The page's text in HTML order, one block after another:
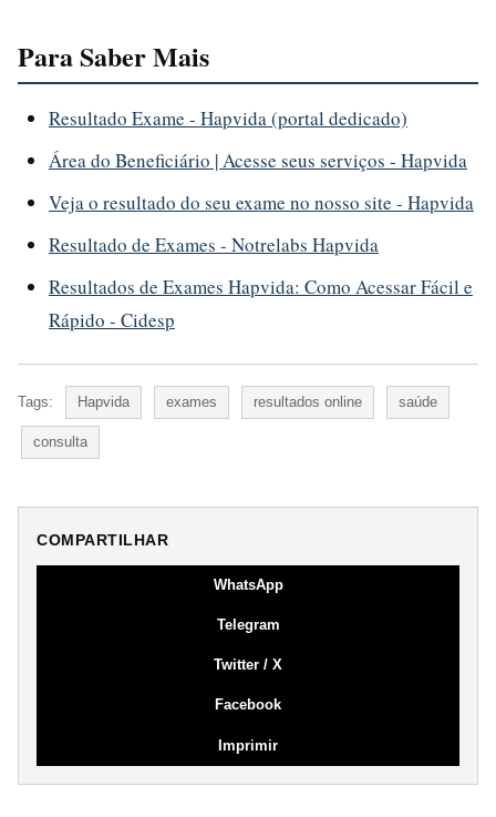
Para Saber Mais
Resultado Exame - Hapvida (portal dedicado)
Área do Beneficiário | Acesse seus serviços - Hapvida
Veja o resultado do seu exame no nosso site - Hapvida
Resultado de Exames - Notrelabs Hapvida
Resultados de Exames Hapvida: Como Acessar Fácil e
Rápido - Cidesp
Tags: Hapvida exames resultados online saúde
consulta
COMPARTILHAR
WhatsApp
Telegram
Twitter / X
Facebook
Imprimir